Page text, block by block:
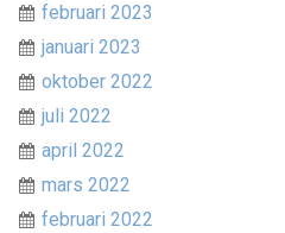
februari 2023
januari 2023
oktober 2022
juli 2022
april 2022
mars 2022
februari 2022